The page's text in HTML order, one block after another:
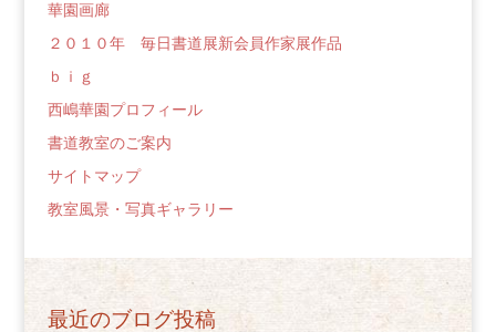
華園画廊
２０１０年 毎日書道展新会員作家展作品
ｂｉｇ
西嶋華園プロフィール
書道教室のご案内
サイトマップ
教室風景・写真ギャラリー
最近のブログ投稿